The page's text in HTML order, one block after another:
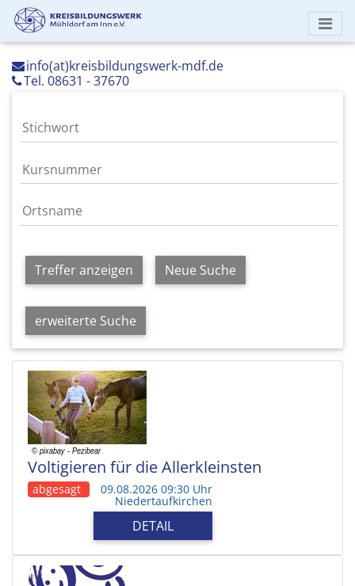
info(at)kreisbildungswerk-mdf.de
Tel. 08631 - 37670
Treffer anzeigen Neue Suche
erweiterte Suche
Voltigieren für die Allerkleinsten
abgesagt 09.08.2026 09:30 Uhr
Niedertaufkirchen
DETAIL